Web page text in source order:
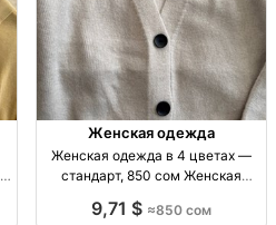
Женская одежда
Женская одежда в 4 цветах —
стандарт, 850 сом Женская
собств. пр-во, 850 сом
9,71 $ ≈850 сом